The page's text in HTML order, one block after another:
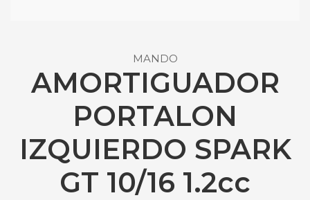
MANDO
AMORTIGUADOR
PORTALON
IZQUIERDO SPARK
GT 10/16 1.2cc